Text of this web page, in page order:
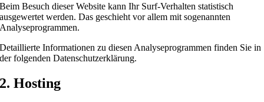
Beim Besuch dieser Website kann Ihr Surf-Verhalten statistisch
ausgewertet werden. Das geschieht vor allem mit sogenannten
Analyseprogrammen.
Detaillierte Informationen zu diesen Analyseprogrammen finden Sie in
der folgenden Datenschutzerklärung.
2. Hosting